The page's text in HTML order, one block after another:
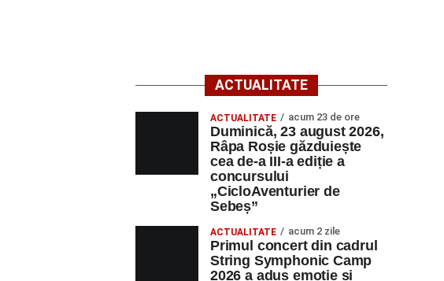
ACTUALITATE
ACTUALITATE acum 23 de ore
Duminică, 23 august 2026,
Râpa Roșie găzduiește
cea de-a III-a ediție a
concursului
„CicloAventurier de
Sebeș”
ACTUALITATE acum 2 zile
Primul concert din cadrul
String Symphonic Camp
2026 a adus emoție și